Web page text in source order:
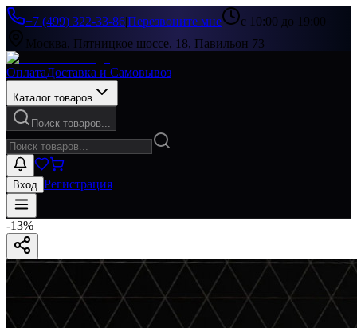
+7 (499) 322-33-86|Перезвоните мне
с 10:00 до 19:00
Москва, Пятницкое шоссе, 18, Павильон 73
ОплатаДоставка и Самовывоз
Каталог товаров
Поиск товаров...
Вход Регистрация
-13%